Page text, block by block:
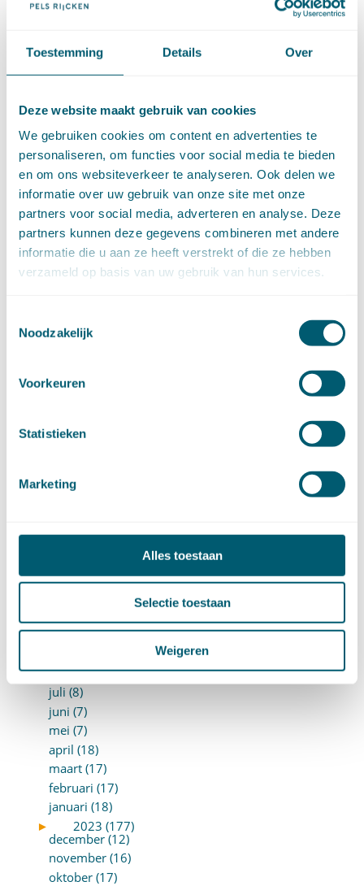
Toestemming Details Over
Deze website maakt gebruik van cookies
We gebruiken cookies om content en advertenties te
personaliseren, om functies voor social media te bieden
en om ons websiteverkeer te analyseren. Ook delen we
informatie over uw gebruik van onze site met onze
partners voor social media, adverteren en analyse. Deze
partners kunnen deze gegevens combineren met andere
informatie die u aan ze heeft verstrekt of die ze hebben
verzameld op basis van uw gebruik van hun services.
Noodzakelijk
Voorkeuren
Statistieken
Marketing
Alles toestaan
Selectie toestaan
Weigeren
Vermogensrecht algemeen
Verzekeringsrecht
ARCHIEF
►
2026 (88)
augustus (1)
juli (7)
juni (15)
mei (7)
april (11)
maart (17)
►
2025 (153)
oktober (15)
augustus (6)
mei (13)
►
2024 (161)
oktober (17)
augustus (10)
juli (8)
juni (7)
mei (7)
april (18)
maart (17)
februari (17)
januari (18)
►
2023 (177)
december (12)
november (16)
oktober (17)